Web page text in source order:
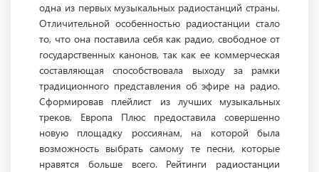
одна из первых музыкальных радиостанций страны.
Отличительной особенностью радиостанции стало
то, что она поставила себя как радио, свободное от
государственных канонов, так как ее коммерческая
составляющая способствовала выходу за рамки
традиционного представления об эфире на радио.
Сформировав плейлист из лучших музыкальных
треков, Европа Плюс предоставила совершенно
новую площадку россиянам, на которой была
возможность выбрать самому те песни, которые
нравятся больше всего. Рейтинги радиостанции